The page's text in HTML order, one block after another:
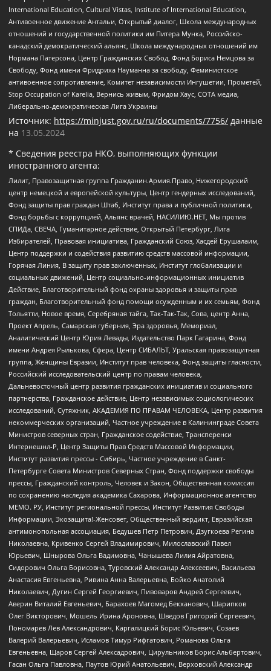
International Education, Cultural Vistas, Institute of International Education,
Антивоенное движение Антальи, Открытый диалог, Школа международных
отношений и государственной политики им Питера Мунка, Российско-
канадский демократический альянс, Школа международных отношений им
Нормана Патерсона, Центр Гражданских Свобод, Фонд Бориса Немцова за
Свободу, Фонд имени Фридриха Науманна за свободу, Феминистское
антивоенное сопротивление, Комитет независимости Ингушетии, Прометей,
Stop Occupation of Karelia, Вернись живым, Фридом Хаус, СОТА медиа,
Либерально-демократическая Лига Украины
Источник: https://minjust.gov.ru/ru/documents/7756/ данные
на 13.05.2024
* Сведения реестра НКО, выполняющих функции
иностранного агента:
Лилит, Правозащитная группа Гражданин.Армия.Право, Нижегородский
центр немецкой и европейской культуры, Центр гендерных исследований,
Фонд защиты прав граждан Штаб, Институт права и публичной политики,
Фонд борьбы с коррупцией, Альянс врачей, НАСИЛИЮ.НЕТ, Мы против
СПИДа, СВЕЧА, Гуманитарное действие, Открытый Петербург, Лига
Избирателей, Правовая инициатива, Гражданский Союз, Хасдей Ерушалаим,
Центр поддержки и содействия развитию средств массовой информации,
Горячая Линия, В защиту прав заключенных, Институт глобализации и
социальных движений, Центр социально-информационных инициатив
Действие, Благотворительный фонд охраны здоровья и защиты прав
граждан, Благотворительный фонд помощи осужденным и их семьям, Фонд
Тольятти, Новое время, Серебряная тайга, Так-Так-Так, Сова, центр Анна,
Проект Апрель, Самарская губерния, Эра здоровья, Мемориал,
Аналитический Центр Юрия Левады, Издательство Парк Гагарина, Фонд
имени Андрея Рылькова, Сфера, Центр СИБАЛЬТ, Уральская правозащитная
группа, Женщины Евразии, Институт прав человека, Фонд защиты гласности,
Российский исследовательский центр по правам человека,
Дальневосточный центр развития гражданских инициатив и социального
партнерства, Гражданское действие, Центр независимых социологических
исследований, Сутяжник, АКАДЕМИЯ ПО ПРАВАМ ЧЕЛОВЕКА, Центр развития
некоммерческих организаций, Частное учреждение в Калининграде Совета
Министров северных стран, Гражданское содействие, Трансперенси
Интернешнл-Р, Центр Защиты Прав Средств Массовой Информации,
Институт развития прессы - Сибирь, Частное учреждение в Санкт-
Петербурге Совета Министров Северных Стран, Фонд поддержки свободы
прессы, Гражданский контроль, Человек и Закон, Общественная комиссия
по сохранению наследия академика Сахарова, Информационное агентство
МЕМО. РУ, Институт региональной прессы, Институт Развития Свободы
Информации, Экозащита!-Женсовет, Общественный вердикт, Евразийская
антимонопольная ассоциация, Бедушев Петр Петрович, Дзугкоева Регина
Николаевна, Кривенко Сергей Владимирович, Милославский Павел
Юрьевич, Шнырова Ольга Вадимовна, Чанышева Лилия Айратовна,
Сидорович Ольга Борисовна, Туровский Александр Алексеевич, Васильева
Анастасия Евгеньевна, Ривина Анна Валерьевна, Бойко Анатолий
Николаевич, Дугин Сергей Георгиевич, Пивоваров Андрей Сергеевич,
Аверин Виталий Евгеньевич, Барахоев Магомед Бекханович, Шарипков
Олег Викторович, Мошель Ирина Ароновна, Шведов Григорий Сергеевич,
Пономарев Лев Александрович, Каргалицкий Борис Юльевич, Созаев
Валерий Валерьевич, Исламов Тимур Рифгатович, Романова Ольга
Евгеньевна, Щаров Сергей Алексадрович, Цирульников Борис Альбертович,
Гасан Ольга Павловна, Паутов Юрий Анатольевич, Верховский Александр